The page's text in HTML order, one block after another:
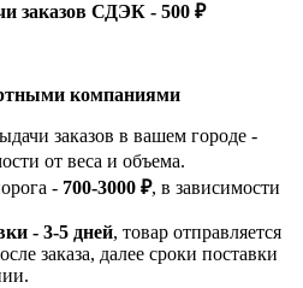
заказов СДЭК - 500 ₽
компаниями
заказов в вашем городе -
от веса и объема.
- 700-3000 ₽, в зависимости
- 3-5 дней, товар отправляется
заказа, далее сроки поставки